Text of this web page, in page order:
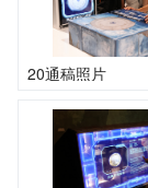
20通稿照片